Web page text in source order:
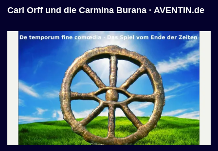
Carl Orff und die Carmina Burana · AVENTIN.de